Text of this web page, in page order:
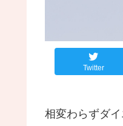
Twitter
相変わらずダイ